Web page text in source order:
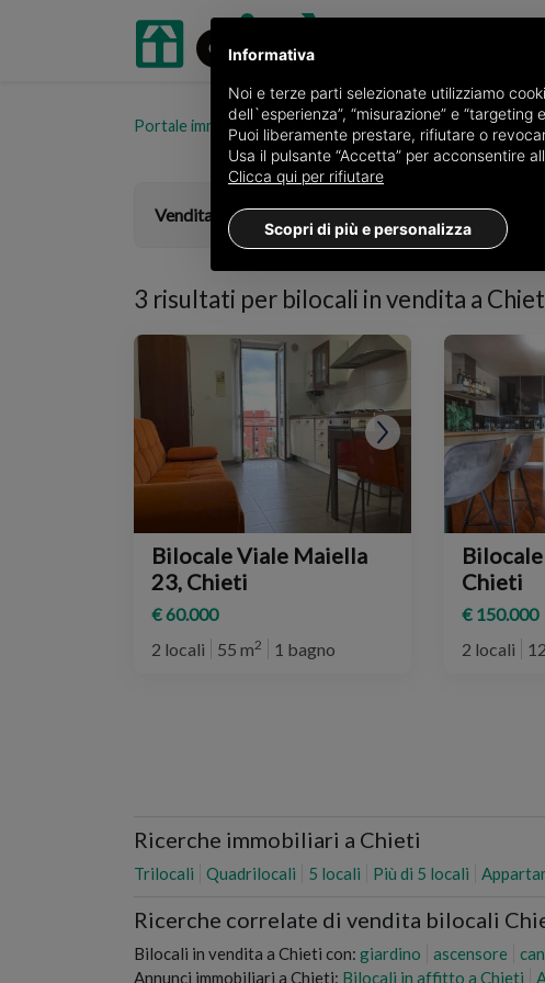
Portale immobiliare oikia.it Bilocali in vendita in provincia
Vendita
3 risultati per bilocali in vendita a
Bilocale Viale Maiella
23, Chieti
€ 60.000
2 locali
55 m2 1 bagno
Bilocale
Chieti
€ 150.000
2 locali
Ricerche immobiliari a Chieti
Trilocali Quadrilocali 5 locali Più di 5 locali
Ricerche correlate di vendita bilocali
Bilocali in vendita a Chieti con: giardino ascensore
Annunci immobiliari a Chieti: Bilocali in affitto a Chieti
Informativa
Noi e terze parti selezionate utilizziamo
dell`esperienza”, “misurazione” e
Puoi liberamente prestare, rifiutare o
Usa il pulsante “Accetta” per acconsentire
Clicca qui per rifiutare
Scopri di più e personalizza